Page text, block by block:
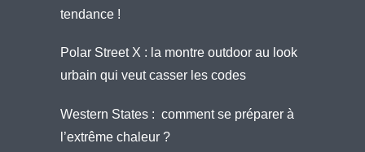
tendance !
Polar Street X : la montre outdoor au look
urbain qui veut casser les codes
Western States : comment se préparer à
l’extrême chaleur ?